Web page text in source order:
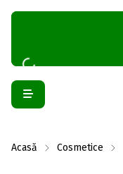
Acasă Cosmetice